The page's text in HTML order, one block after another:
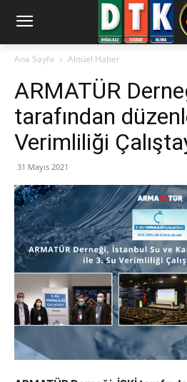
Ana Sayfa Aktüel Haber
ARMATÜR
tarafından
Verimliliği
31 Mayıs 2021